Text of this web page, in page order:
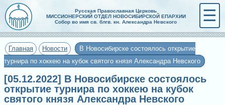
Русская Православная Церковь
МИССИОНЕРСКИЙ ОТДЕЛ НОВОСИБИРСКОЙ ЕПАРХИИ
Собор во имя св. блгв. кн. Александра Невского
☰
Главная Новости
В Новосибирске состоялось открытие
турнира по хоккею на кубок святого князя Александра Невского
[05.12.2022] В Новосибирске состоялось
открытие турнира по хоккею на кубок
святого князя Александра Невского